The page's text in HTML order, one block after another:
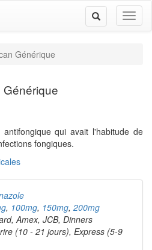
Toggle
navigation
Générique
Générique
qui avait l'habitude de
fongiques.
, 100mg, 150mg, 200mg
Amex, JCB, Dinners
(10 - 21 jours), Express (5-9